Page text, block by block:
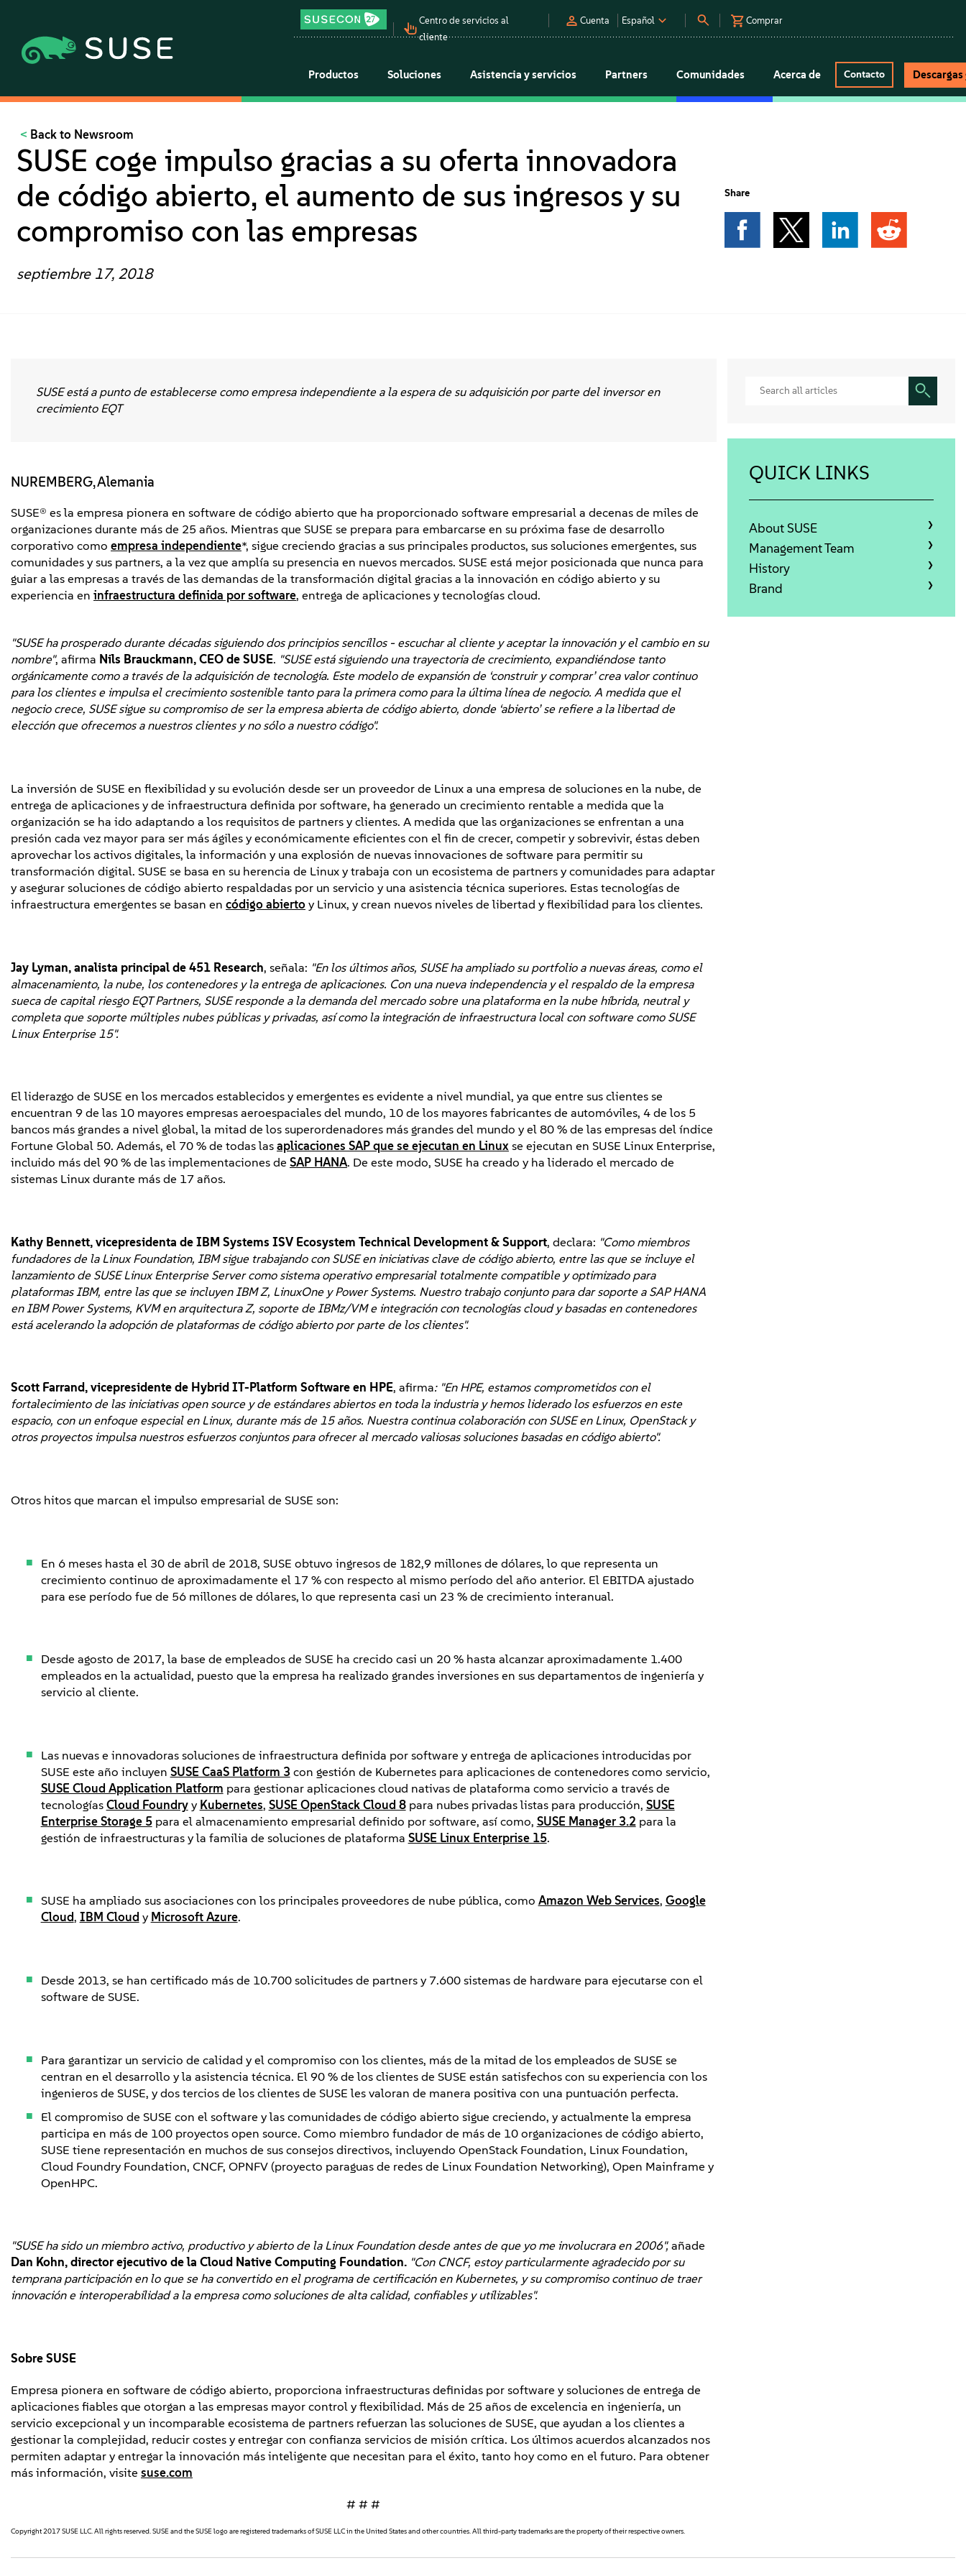
Centro de servicios al
cliente
Cuenta Español Comprar
Productos Soluciones Asistencia y servicios Partners Comunidades Acerca de Contacto
Back to Newsroom
SUSE coge impulso gracias a su oferta innovadora
de código abierto, el aumento de sus ingresos y su
compromiso con las empresas
septiembre 17, 2018
Share
SUSE está a punto de establecerse como empresa independiente a la espera de su adquisición por parte del inversor en
crecimiento EQT
NUREMBERG, Alemania
SUSE® es la empresa pionera en software de código abierto que ha proporcionado software empresarial a decenas de miles de
organizaciones durante más de 25 años. Mientras que SUSE se prepara para embarcarse en su próxima fase de desarrollo
corporativo como empresa independiente*, sigue creciendo gracias a sus principales productos, sus soluciones emergentes, sus
comunidades y sus partners, a la vez que amplía su presencia en nuevos mercados. SUSE está mejor posicionada que nunca para
guiar a las empresas a través de las demandas de la transformación digital gracias a la innovación en código abierto y su
experiencia en infraestructura definida por software, entrega de aplicaciones y tecnologías cloud.
"SUSE ha prosperado durante décadas siguiendo dos principios sencillos - escuchar al cliente y aceptar la innovación y el cambio en su
nombre", afirma Nils Brauckmann, CEO de SUSE. "SUSE está siguiendo una trayectoria de crecimiento, expandiéndose tanto
orgánicamente como a través de la adquisición de tecnología. Este modelo de expansión de ‘construir y comprar’ crea valor continuo
para los clientes e impulsa el crecimiento sostenible tanto para la primera como para la última línea de negocio. A medida que el
negocio crece, SUSE sigue su compromiso de ser la empresa abierta de código abierto, donde ‘abierto’ se refiere a la libertad de
elección que ofrecemos a nuestros clientes y no sólo a nuestro código".
La inversión de SUSE en flexibilidad y su evolución desde ser un proveedor de Linux a una empresa de soluciones en la nube, de
entrega de aplicaciones y de infraestructura definida por software, ha generado un crecimiento rentable a medida que la
organización se ha ido adaptando a los requisitos de partners y clientes. A medida que las organizaciones se enfrentan a una
presión cada vez mayor para ser más ágiles y económicamente eficientes con el fin de crecer, competir y sobrevivir, éstas deben
aprovechar los activos digitales, la información y una explosión de nuevas innovaciones de software para permitir su
transformación digital. SUSE se basa en su herencia de Linux y trabaja con un ecosistema de partners y comunidades para adaptar
y asegurar soluciones de código abierto respaldadas por un servicio y una asistencia técnica superiores. Estas tecnologías de
infraestructura emergentes se basan en código abierto y Linux, y crean nuevos niveles de libertad y flexibilidad para los clientes.
Jay Lyman, analista principal de 451 Research, señala: "En los últimos años, SUSE ha ampliado su portfolio a nuevas áreas, como el
almacenamiento, la nube, los contenedores y la entrega de aplicaciones. Con una nueva independencia y el respaldo de la empresa
sueca de capital riesgo EQT Partners, SUSE responde a la demanda del mercado sobre una plataforma en la nube híbrida, neutral y
completa que soporte múltiples nubes públicas y privadas, así como la integración de infraestructura local con software como SUSE
Linux Enterprise 15".
El liderazgo de SUSE en los mercados establecidos y emergentes es evidente a nivel mundial, ya que entre sus clientes se
encuentran 9 de las 10 mayores empresas aeroespaciales del mundo, 10 de los mayores fabricantes de automóviles, 4 de los 5
bancos más grandes a nivel global, la mitad de los superordenadores más grandes del mundo y el 80 % de las empresas del índice
Fortune Global 50. Además, el 70 % de todas las aplicaciones SAP que se ejecutan en Linux se ejecutan en SUSE Linux Enterprise,
incluido más del 90 % de las implementaciones de SAP HANA. De este modo, SUSE ha creado y ha liderado el mercado de
sistemas Linux durante más de 17 años.
Kathy Bennett, vicepresidenta de IBM Systems ISV Ecosystem Technical Development & Support, declara: "Como miembros
fundadores de la Linux Foundation, IBM sigue trabajando con SUSE en iniciativas clave de código abierto, entre las que se incluye el
lanzamiento de SUSE Linux Enterprise Server como sistema operativo empresarial totalmente compatible y optimizado para
plataformas IBM, entre las que se incluyen IBM Z, LinuxOne y Power Systems. Nuestro trabajo conjunto para dar soporte a SAP HANA
en IBM Power Systems, KVM en arquitectura Z, soporte de IBMz/VM e integración con tecnologías cloud y basadas en contenedores
está acelerando la adopción de plataformas de código abierto por parte de los clientes".
Scott Farrand, vicepresidente de Hybrid IT-Platform Software en HPE, afirma: "En HPE, estamos comprometidos con el
fortalecimiento de las iniciativas open source y de estándares abiertos en toda la industria y hemos liderado los esfuerzos en este
espacio, con un enfoque especial en Linux, durante más de 15 años. Nuestra continua colaboración con SUSE en Linux, OpenStack y
otros proyectos impulsa nuestros esfuerzos conjuntos para ofrecer al mercado valiosas soluciones basadas en código abierto".
Otros hitos que marcan el impulso empresarial de SUSE son:
En 6 meses hasta el 30 de abril de 2018, SUSE obtuvo ingresos de 182,9 millones de dólares, lo que representa un
crecimiento continuo de aproximadamente el 17 % con respecto al mismo período del año anterior. El EBITDA ajustado
para ese período fue de 56 millones de dólares, lo que representa casi un 23 % de crecimiento interanual.
Desde agosto de 2017, la base de empleados de SUSE ha crecido casi un 20 % hasta alcanzar aproximadamente 1.400
empleados en la actualidad, puesto que la empresa ha realizado grandes inversiones en sus departamentos de ingeniería y
servicio al cliente.
Las nuevas e innovadoras soluciones de infraestructura definida por software y entrega de aplicaciones introducidas por
SUSE este año incluyen SUSE CaaS Platform 3 con gestión de Kubernetes para aplicaciones de contenedores como servicio,
SUSE Cloud Application Platform para gestionar aplicaciones cloud nativas de plataforma como servicio a través de
tecnologías Cloud Foundryy Kubernetes, SUSE OpenStack Cloud 8para nubes privadas listas para producción, SUSE
Enterprise Storage 5para el almacenamiento empresarial definido por software, así como, SUSE Manager 3.2para la
gestión de infraestructuras y la familia de soluciones de plataforma SUSE Linux Enterprise 15.
SUSE ha ampliado sus asociaciones con los principales proveedores de nube pública, como Amazon Web Services, Google
Cloud, IBM Cloud y Microsoft Azure.
Desde 2013, se han certificado más de 10.700 solicitudes de partners y 7.600 sistemas de hardware para ejecutarse con el
software de SUSE.
Para garantizar un servicio de calidad y el compromiso con los clientes, más de la mitad de los empleados de SUSE se
centran en el desarrollo y la asistencia técnica. El 90 % de los clientes de SUSE están satisfechos con su experiencia con los
ingenieros de SUSE, y dos tercios de los clientes de SUSE les valoran de manera positiva con una puntuación perfecta.
El compromiso de SUSE con el software y las comunidades de código abierto sigue creciendo, y actualmente la empresa
participa en más de 100 proyectos open source. Como miembro fundador de más de 10 organizaciones de código abierto,
SUSE tiene representación en muchos de sus consejos directivos, incluyendo OpenStack Foundation, Linux Foundation,
Cloud Foundry Foundation, CNCF, OPNFV (proyecto paraguas de redes de Linux Foundation Networking), Open Mainframe y
OpenHPC.
"SUSE ha sido un miembro activo, productivo y abierto de la Linux Foundation desde antes de que yo me involucrara en 2006", añade
Dan Kohn, director ejecutivo de la Cloud Native Computing Foundation. "Con CNCF, estoy particularmente agradecido por su
temprana participación en lo que se ha convertido en el programa de certificación en Kubernetes, y su compromiso continuo de traer
innovación e interoperabilidad a la empresa como soluciones de alta calidad, confiables y utilizables".
Sobre SUSE
Empresa pionera en software de código abierto, proporciona infraestructuras definidas por software y soluciones de entrega de
aplicaciones fiables que otorgan a las empresas mayor control y flexibilidad. Más de 25 años de excelencia en ingeniería, un
servicio excepcional y un incomparable ecosistema de partners refuerzan las soluciones de SUSE, que ayudan a los clientes a
gestionar la complejidad, reducir costes y entregar con confianza servicios de misión crítica. Los últimos acuerdos alcanzados nos
permiten adaptar y entregar la innovación más inteligente que necesitan para el éxito, tanto hoy como en el futuro. Para obtener
más información, visite suse.com
# # #
Copyright 2017 SUSE LLC. All rights reserved. SUSE and the SUSE logo are registered trademarks of SUSE LLC in the United States and other countries. All third-party trademarks are the property of their respective owners.
QUICK LINKS
About SUSE
Management Team
History
Brand